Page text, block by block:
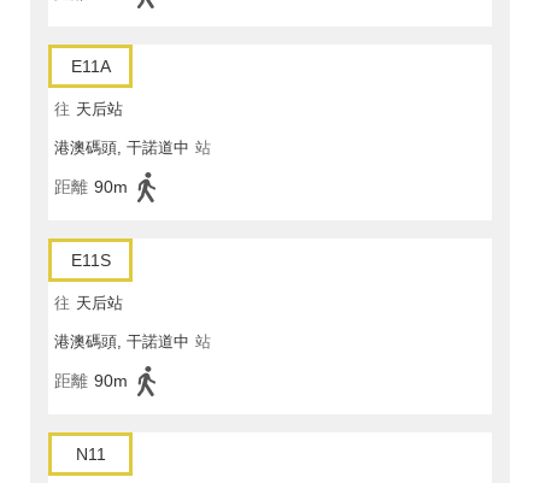
E11A
往 天后站
港澳碼頭, 干諾道中 站
距離 90m
E11S
往 天后站
港澳碼頭, 干諾道中 站
距離 90m
N11